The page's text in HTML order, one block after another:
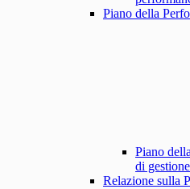
Piano della
Piano
di gestione
Relazione sulla